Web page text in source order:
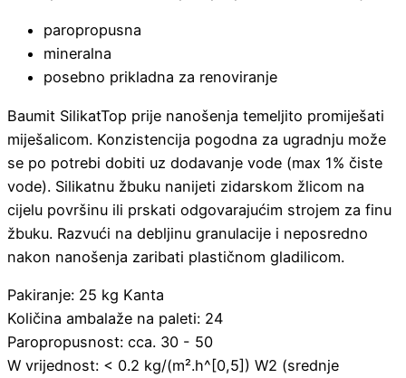
paropropusna
mineralna
posebno prikladna za renoviranje
Baumit SilikatTop prije nanošenja temeljito promiješati
miješalicom. Konzistencija pogodna za ugradnju može
se po potrebi dobiti uz dodavanje vode (max 1% čiste
vode). Silikatnu žbuku nanijeti zidarskom žlicom na
cijelu površinu ili prskati odgovarajućim strojem za finu
žbuku. Razvući na debljinu granulacije i neposredno
nakon nanošenja zaribati plastičnom gladilicom.
Pakiranje: 25 kg Kanta
Količina ambalaže na paleti: 24
Paropropusnost: cca. 30 - 50
W vrijednost: < 0.2 kg/(m².h^[0,5]) W2 (srednje